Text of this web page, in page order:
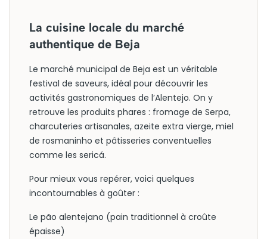
La cuisine locale du marché
authentique de Beja
Le marché municipal de Beja est un véritable
festival de saveurs, idéal pour découvrir les
activités gastronomiques de l’Alentejo. On y
retrouve les produits phares : fromage de Serpa,
charcuteries artisanales, azeite extra vierge, miel
de rosmaninho et pâtisseries conventuelles
comme les sericá.
Pour mieux vous repérer, voici quelques
incontournables à goûter :
Le pão alentejano (pain traditionnel à croûte
épaisse)